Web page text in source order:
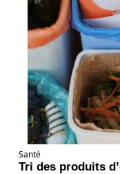
Santé
Tri des produits